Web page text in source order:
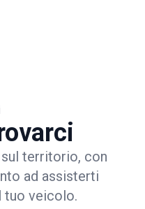
territorio, con
ad assisterti
tuo veicolo.